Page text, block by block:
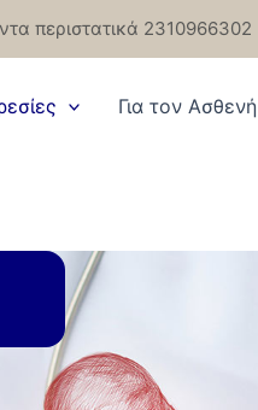
περιστατικά 2310966302
Για τον Ασθενή